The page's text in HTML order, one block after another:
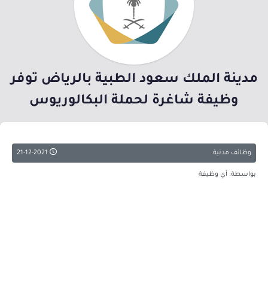
مدينة الملك سعود الطبية بالرياض توفر
وظيفة شاغرة لحملة البكالوريوس
وظائف مدنية
بواسطة: أي وظيفة